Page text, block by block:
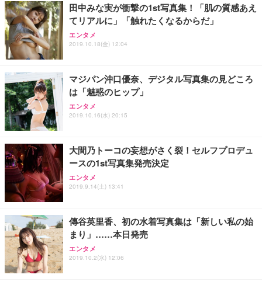
田中みな実が衝撃の1st写真集！「肌の質感あえ
てリアルに」「触れたくなるからだ」
エンタメ
2019.10.18(金) 12:04
マジパン沖口優奈、デジタル写真集の見どころ
は「魅惑のヒップ」
エンタメ
2019.10.16(水) 20:15
大間乃トーコの妄想がさく裂！セルフプロデュ
ースの1st写真集発売決定
エンタメ
2019.9.14(土) 13:41
傳谷英里香、初の水着写真集は「新しい私の始
まり」……本日発売
エンタメ
2019.10.2(水) 12:06